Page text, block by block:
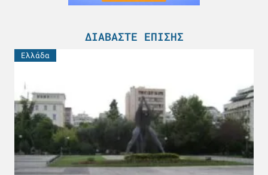
ΔΙΑΒΆΣΤΕ ΕΠΊΣΗΣ
Ελλάδα